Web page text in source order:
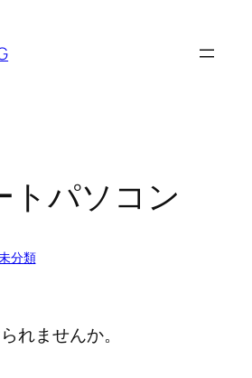
トパソコン
分類
れませんか。